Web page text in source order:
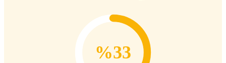
%33